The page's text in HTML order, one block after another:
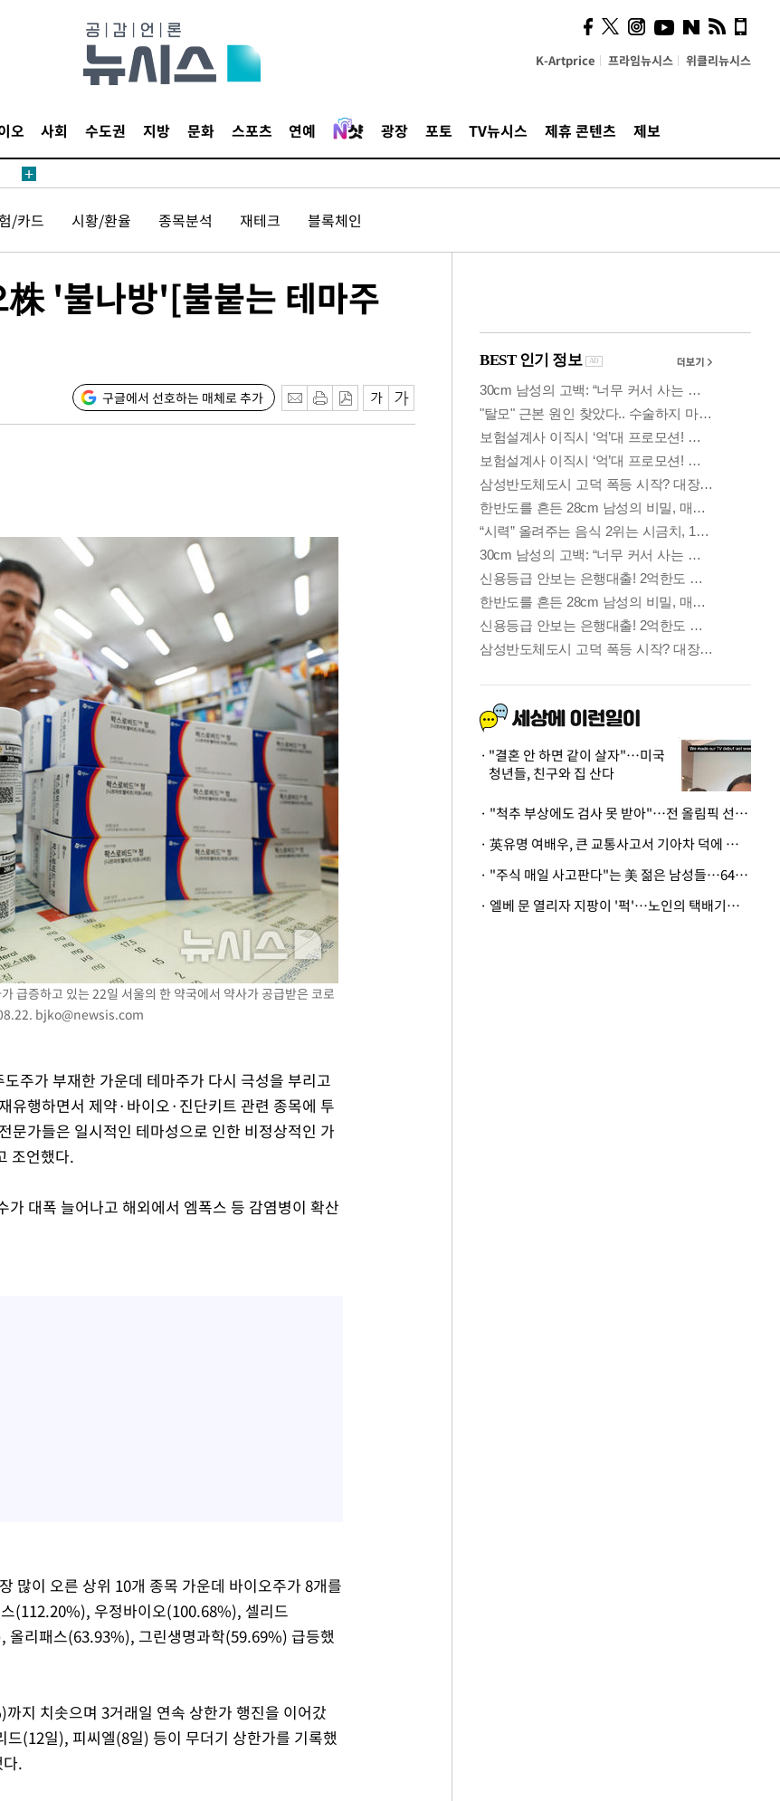
K-Artprice 프라임뉴시스 위클리뉴시스
오 사회 수도권 지방 문화 스포츠 연예 광장 포토 TV뉴시스 제휴 콘텐츠 제보
]
]
"
/카드 시황/환율 종목분석 재테크 블록체인
'불나방'[불붙는 테마주
구글에서 선호하는 매체로 추가
급증하고 있는 22일 서울의 한 약국에서 약사가 공급받은 코로
bjko@newsis.com
주가 부재한 가운데 테마주가 다시 극성을 부리고
유행하면서 제약·바이오·진단키트 관련 종목에 투
문가들은 일시적인 테마성으로 인한 비정상적인 가
조언했다.
대폭 늘어나고 해외에서 엠폭스 등 감염병이 확산
많이 오른 상위 10개 종목 가운데 바이오주가 8개를
(112.20%), 우정바이오(100.68%), 셀리드
리패스(63.93%), 그린생명과학(59.69%) 급등했
지 치솟으며 3거래일 연속 상한가 행진을 이어갔
(12일), 피씨엘(8일) 등이 무더기 상한가를 기록했
.
사이 해답 찾았죠"…알을
깨고 나온 '초자아'
"결혼 안 하면 같이 살자"…미국
청년들, 친구와 집 산다
· "척추 부상에도 검사 못 받아"…전 올림픽 선수, 美봅슬레이협회 상대 소송
· 英유명 여배우, 큰 교통사고서 기아차 덕에 살았다
· "주식 매일 사고판다"는 美 젊은 남성들…64%가 "나는 인생의 패배자“
· 엘베 문 열리자 지팡이 '퍽'…노인의 택배기사 폭행 이유